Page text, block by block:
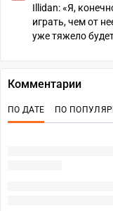
Illidan: «Я,
играть, чем от
уже тяжело
Комментарии
ПО ДАТЕ ПО